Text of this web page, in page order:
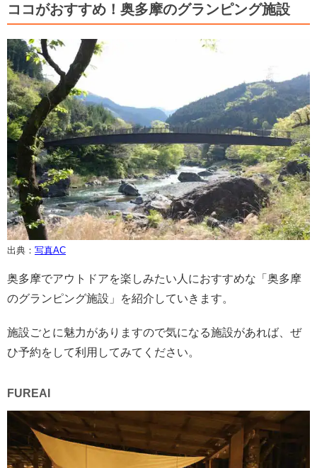
ココがおすすめ！奥多摩のグランピング施設
出典： 写真AC
奥多摩でアウトドアを楽しみたい人におすすめな「奥多摩
のグランピング施設」を紹介していきます。
施設ごとに魅力がありますので気になる施設があれば、ぜ
ひ予約をして利用してみてください。
FUREAI